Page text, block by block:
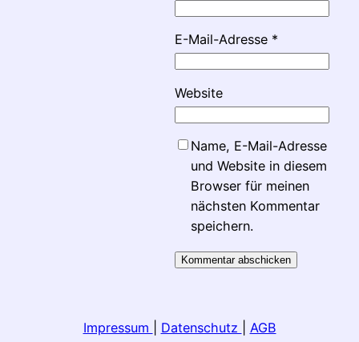
E-Mail-Adresse *
Website
Name, E-Mail-Adresse
und Website in diesem
Browser für meinen
nächsten Kommentar
speichern.
Impressum Datenschutz AGB